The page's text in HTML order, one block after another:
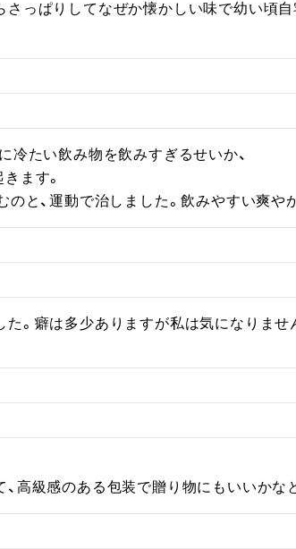
っぱりしてなぜか懐かしい味で幼い頃
冷たい飲み物を飲みすぎるせいか、
ます。
と、運動で治しました。飲みやすい爽や
。癖は多少ありますが私は気になりませ
高級感のある包装で贈り物にもいいかな